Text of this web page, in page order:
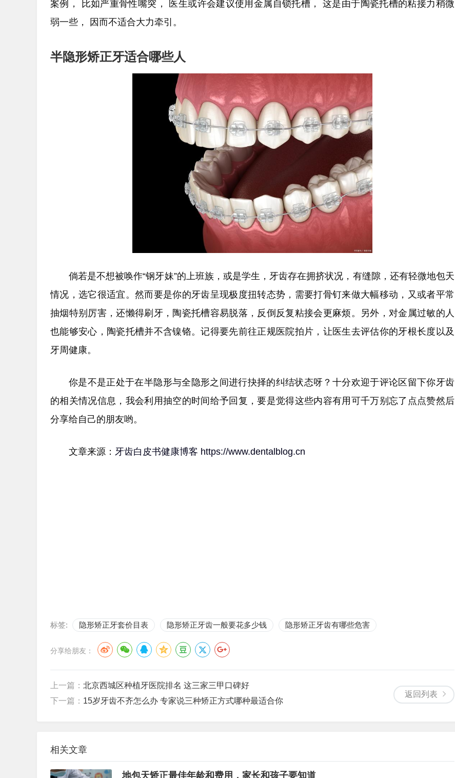
案例， 比如严重骨性嘴突， 医生或许会建议使用金属自锁托槽， 这是由于陶瓷托槽的粘接力稍微
弱一些， 因而不适合大力牵引。
半隐形矫正牙适合哪些人
倘若是不想被唤作“钢牙妹”的上班族，或是学生，牙齿存在拥挤状况，有缝隙，还有轻微地包天
情况，选它很适宜。然而要是你的牙齿呈现极度扭转态势，需要打骨钉来做大幅移动，又或者平常
抽烟特别厉害，还懒得刷牙，陶瓷托槽容易脱落，反倒反复粘接会更麻烦。另外，对金属过敏的人
也能够安心，陶瓷托槽并不含镍铬。记得要先前往正规医院拍片，让医生去评估你的牙根长度以及
牙周健康。
你是不是正处于在半隐形与全隐形之间进行抉择的纠结状态呀？十分欢迎于评论区留下你牙齿
的相关情况信息，我会利用抽空的时间给予回复，要是觉得这些内容有用可千万别忘了点点赞然后
分享给自己的朋友哟。
文章来源： 牙齿白皮书健康博客 https://www.dentalblog.cn
标签: 隐形矫正牙套价目表 隐形矫正牙齿一般要花多少钱 隐形矫正牙齿有哪些危害
分享给朋友：
返回列表
上一篇： 北京西城区种植牙医院排名 这三家三甲口碑好
下一篇： 15岁牙齿不齐怎么办 专家说三种矫正方式哪种最适合你
相关文章
地包天矫正最佳年龄和费用，家长和孩子要知道